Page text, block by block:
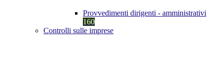
Provvedimenti dirigenti - amministrativi
160
Controlli sulle imprese